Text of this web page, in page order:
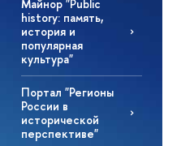
Майнор "Public
history: память,
история и
популярная
культура"
Портал "Регионы
России в
исторической
перспективе"